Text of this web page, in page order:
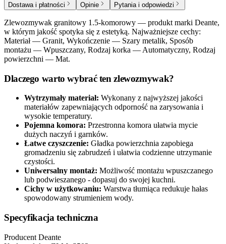
Dostawa i płatności
Opinie Pytania i odpowiedzi
Zlewozmywak granitowy 1.5-komorowy — produkt marki Deante,
w którym jakość spotyka się z estetyką. Najważniejsze cechy:
Materiał — Granit, Wykończenie — Szary metalik, Sposób
montażu — Wpuszczany, Rodzaj korka — Automatyczny, Rodzaj
powierzchni — Mat.
Dlaczego warto wybrać ten zlewozmywak?
Wytrzymały materiał: Wykonany z najwyższej jakości
materiałów zapewniających odporność na zarysowania i
wysokie temperatury.
Pojemna komora: Przestronna komora ułatwia mycie
dużych naczyń i garnków.
Łatwe czyszczenie: Gładka powierzchnia zapobiega
gromadzeniu się zabrudzeń i ułatwia codzienne utrzymanie
czystości.
Uniwersalny montaż: Możliwość montażu wpuszczanego
lub podwieszanego - dopasuj do swojej kuchni.
Cichy w użytkowaniu: Warstwa tłumiąca redukuje hałas
spowodowany strumieniem wody.
Specyfikacja techniczna
Producent Deante